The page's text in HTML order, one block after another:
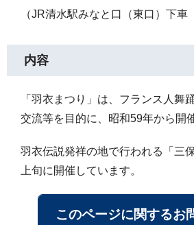
（JR清水駅みなと口（東口）下車
内容
「羽衣まつり」は、フランス人
交流等を目的に、昭和59年から開
羽衣伝説発祥の地で行われる「三
上旬に開催しています。
このページに関するお